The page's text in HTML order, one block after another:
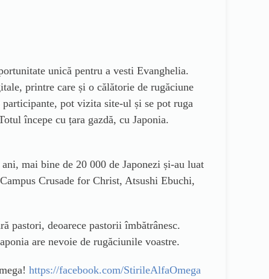
unică pentru a vesti Evanghelia.
printre care și o călătorie de rugăciune
pot vizita site-ul și se pot ruga
începe cu țara gazdă, cu Japonia.
mai bine de 20 000 de Japonezi și-au luat
Crusade for Christ, Atsushi Ebuchi,
pastori, deoarece pastorii îmbătrânesc.
are nevoie de rugăciunile voastre.
https://facebook.com/StirileAlfaOmega